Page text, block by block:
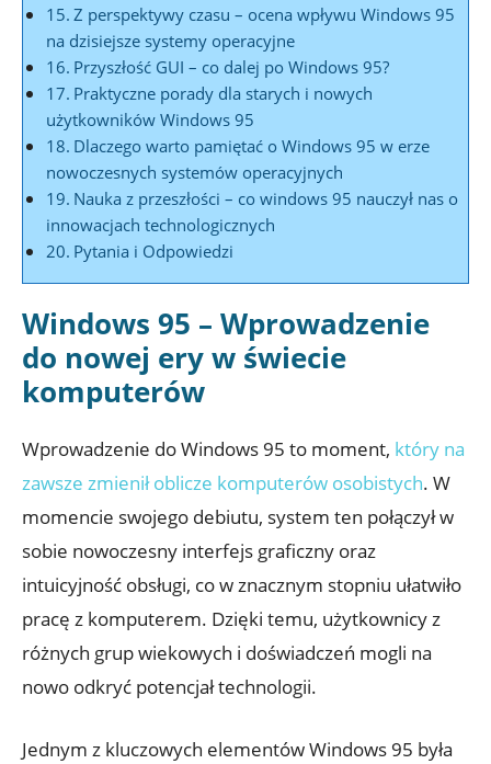
Z perspektywy czasu – ocena wpływu Windows 95
na dzisiejsze systemy operacyjne
Przyszłość GUI – co dalej po Windows 95?
Praktyczne porady dla starych i nowych
użytkowników Windows 95
Dlaczego warto pamiętać o Windows 95 w erze
nowoczesnych systemów operacyjnych
Nauka z przeszłości – co windows 95 nauczył nas o
innowacjach technologicznych
Pytania i Odpowiedzi
Windows 95 – Wprowadzenie
do nowej ery w świecie
komputerów
Wprowadzenie do Windows 95 to moment, który na
zawsze zmienił oblicze komputerów osobistych. W
momencie swojego debiutu, system ten połączył w
sobie nowoczesny interfejs graficzny oraz
intuicyjność obsługi, co w znacznym stopniu ułatwiło
pracę z komputerem. Dzięki temu, użytkownicy z
różnych grup wiekowych i doświadczeń mogli na
nowo odkryć potencjał technologii.
Jednym z kluczowych elementów Windows 95 była